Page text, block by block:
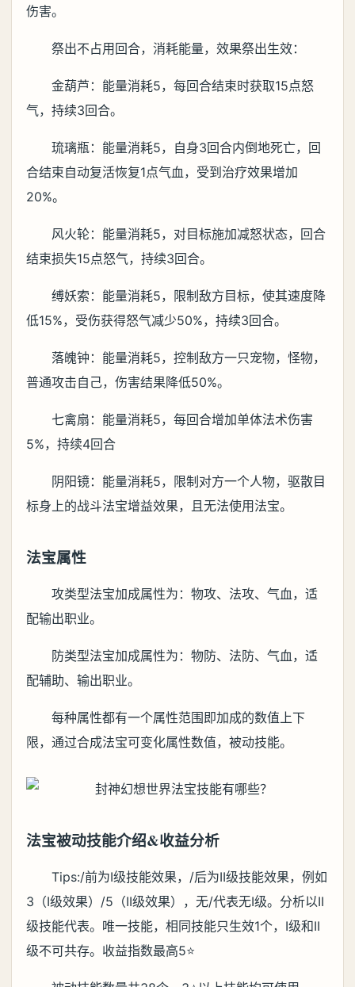
伤害。
祭出不占用回合，消耗能量，效果祭出生效：
金葫芦：能量消耗5，每回合结束时获取15点怒
气，持续3回合。
琉璃瓶：能量消耗5，自身3回合内倒地死亡，回
合结束自动复活恢复1点气血，受到治疗效果增加
20%。
风火轮：能量消耗5，对目标施加减怒状态，回合
结束损失15点怒气，持续3回合。
缚妖索：能量消耗5，限制敌方目标，使其速度降
低15%，受伤获得怒气减少50%，持续3回合。
落魄钟：能量消耗5，控制敌方一只宠物，怪物，
普通攻击自己，伤害结果降低50%。
七禽扇：能量消耗5，每回合增加单体法术伤害
5%，持续4回合
阴阳镜：能量消耗5，限制对方一个人物，驱散目
标身上的战斗法宝增益效果，且无法使用法宝。
法宝属性
攻类型法宝加成属性为：物攻、法攻、气血，适
配输出职业。
防类型法宝加成属性为：物防、法防、气血，适
配辅助、输出职业。
每种属性都有一个属性范围即加成的数值上下
限，通过合成法宝可变化属性数值，被动技能。
法宝被动技能介绍&收益分析
Tips:/前为I级技能效果，/后为II级技能效果，例如
3（I级效果）/5（II级效果），无/代表无I级。分析以II
级技能代表。唯一技能，相同技能只生效1个，I级和II
级不可共存。收益指数最高5⭐️